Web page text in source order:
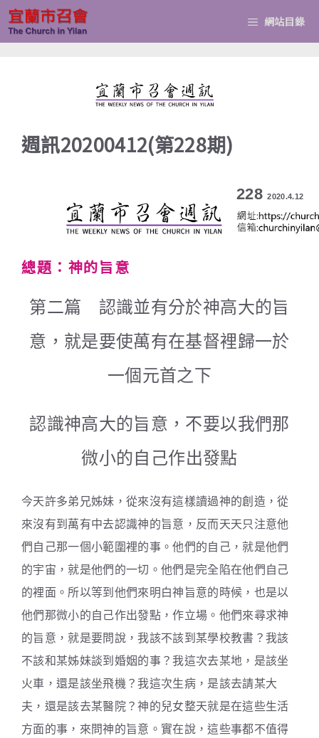
跳
至
網站目錄
週訊20200412(第228期)
2282020.4.12
總題：神的旨意
第二篇 認識並有分於神高大的旨
意，就是要使萬有在基督裡歸一於
一個元首之下
認識神高大的旨意，不要以我們那
微小的自己作出發點
今天許多弟兄姊妹，從來沒有這樣讀過神的創造，從
來沒有到萬有中去認識神的旨意，反而天天只注意他
們自己那一個小範圍裡的事。他們的自己，就是他們
的宇宙，就是他們的一切。他們是完全陷在他們自己
的裡面。所以等到他們來明白神旨意的時候，也是以
他們那微小的自己作出發點，作立場。他們來尋求神
的旨意，就是要問說，我該不該到某學校教書？我該
不該和某姊妹談到婚姻的事？我這次去某地，是該坐
火車，還是該坐飛機？我這次生病，是該去請某大
夫，還是該去某醫院？神的兒女整天就是在這些生活
方面的事，來問神的旨意。實在說，這些事都不值得